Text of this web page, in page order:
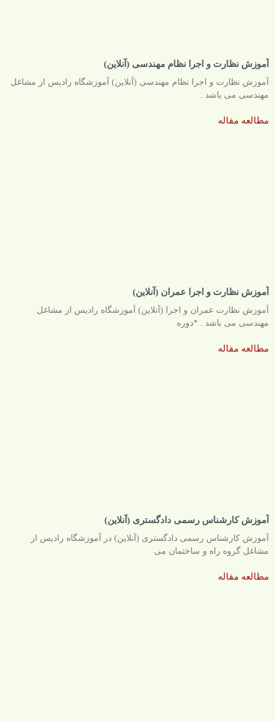
آموزش نظارت و اجرا نظام مهندسی (آنلاین)
آموزش نظارت و اجرا نظام مهندسی (آنلاین) آموزشگاه رادیس از مشاغل
مهندسی می باشد .
مطالعه مقاله
آموزش نظارت و اجرا عمران (آنلاین)
آموزش نظارت عمران و اجرا (آنلاین) آموزشگاه رادیس از مشاغل
مهندسی می باشد . *دوره
مطالعه مقاله
آموزش کارشناس رسمی دادگستری (آنلاین)
آموزش کارشناس رسمی دادگستری (آنلاین) در آموزشگاه رادیس از
مشاغل گروه راه و ساختمان می
مطالعه مقاله